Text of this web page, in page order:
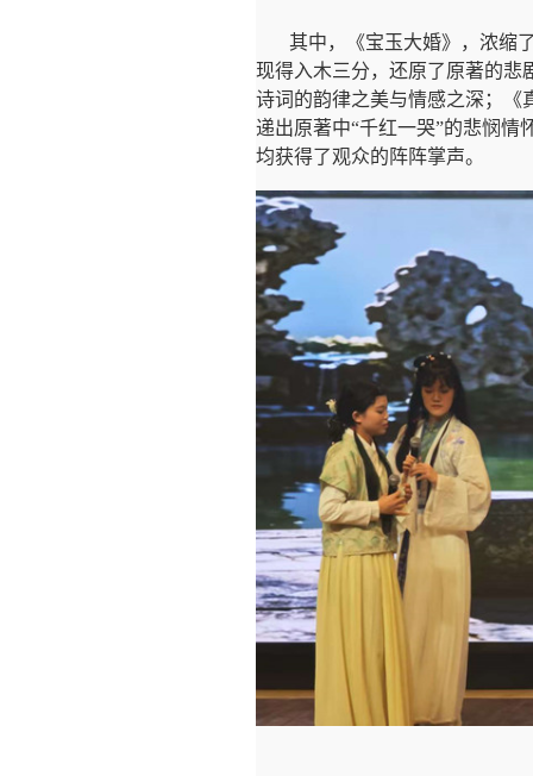
其中，《宝玉大婚》，浓缩
现得入木三分，还原了原著的悲
诗词的韵律之美与情感之深；《
递出原著中“千红一哭”的悲悯情
均获得了观众的阵阵掌声。